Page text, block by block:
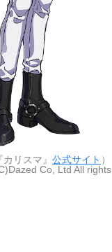
カリスマ』 公式サイト ）
Co, Ltd All rights